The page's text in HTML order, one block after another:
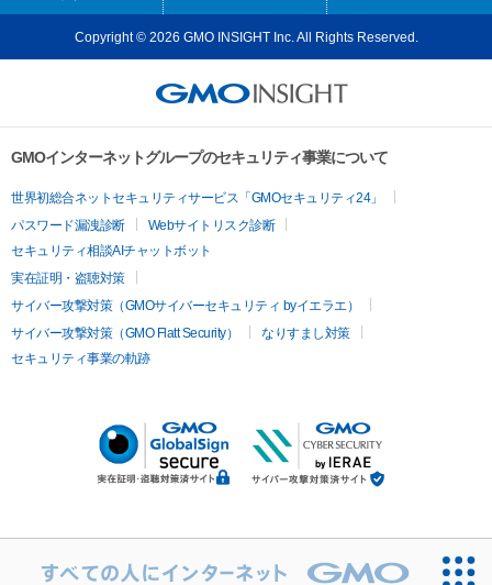
Copyright © 2026 GMO INSIGHT Inc. All Rights Reserved.
GMOインターネットグループのセキュリティ事業について
世界初総合ネットセキュリティサービス「GMOセキュリティ24」
パスワード漏洩診断
Webサイトリスク診断
セキュリティ相談AIチャットボット
実在証明・盗聴対策
サイバー攻撃対策（GMOサイバーセキュリティ byイエラエ）
サイバー攻撃対策（GMO Flatt Security）
なりすまし対策
セキュリティ事業の軌跡